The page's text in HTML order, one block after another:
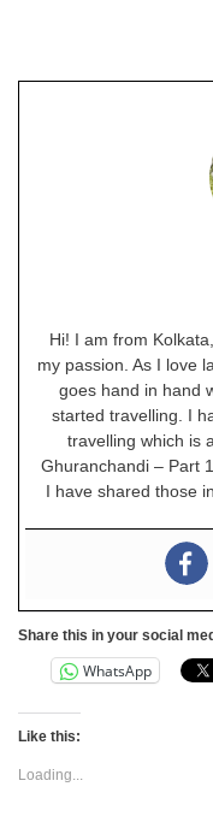
Hi! I am from
my passion. As I love
goes hand in hand
started travelling. I
travelling which is
Ghuranchandi – Part
I have shared those
Share this in your social
WhatsApp
Like this:
Loading...